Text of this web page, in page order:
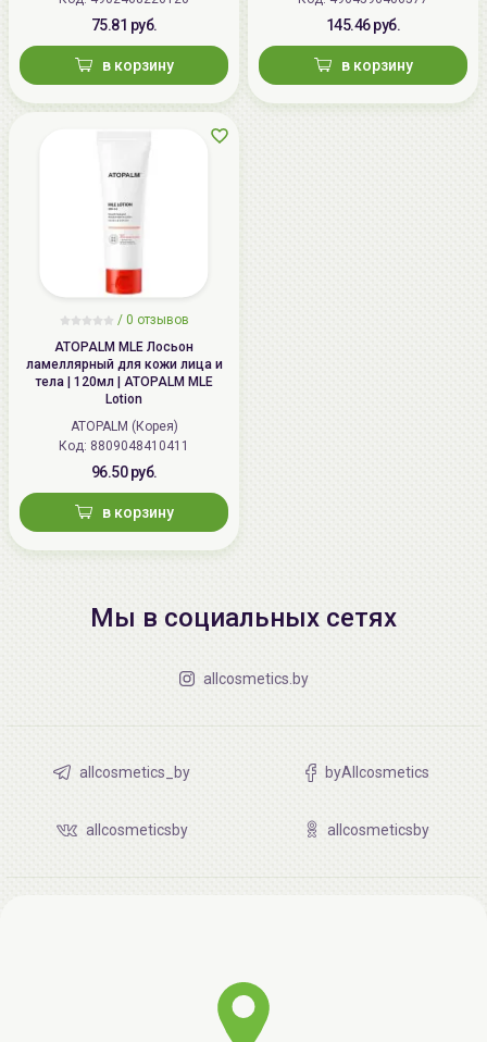
75.81 руб.
в корзину
145.46 руб.
в корзину
/ 0 отзывов
ATOPALM MLE Лосьон
ламеллярный для кожи лица и
тела | 120мл | ATOPALM MLE
Lotion
ATOPALM (Корея)
Код: 8809048410411
96.50 руб.
в корзину
Мы в социальных сетях
allcosmetics.by
allcosmetics_by byAllcosmetics
allcosmeticsby allcosmeticsby